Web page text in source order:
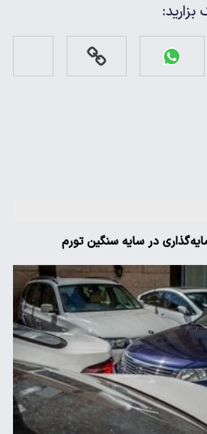
در سایه سنگین تورم